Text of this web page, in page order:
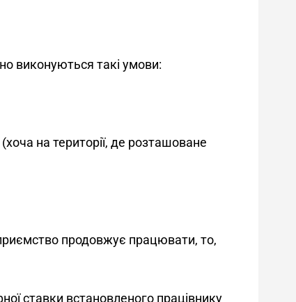
виконуються такі умови:
на території, де розташоване
продовжує працювати, то,
ставки встановленого працівнику